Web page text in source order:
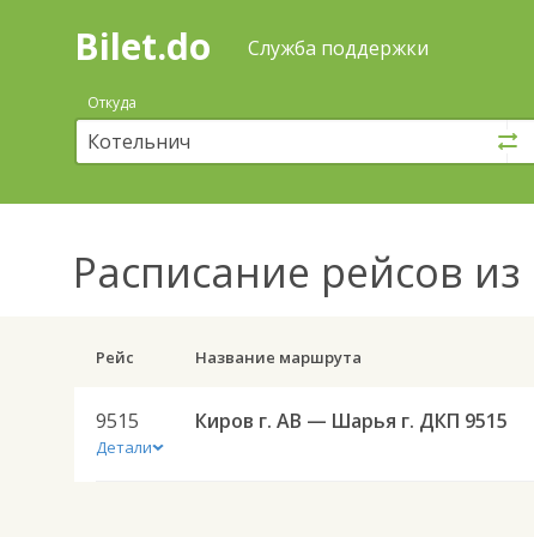
Поиск
покупка
билетов
автобус
онлайн
Bilet.do Служба поддержки
Откуда
Расписание рейсов
Рейс Название маршрута
9515
Детали
Киров г. АВ — Шарья г. ДКП 9515